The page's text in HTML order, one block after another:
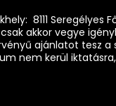
8111
akkor vegye
ajánlatot tesz
nem kerül